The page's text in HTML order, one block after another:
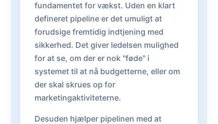
fundamentet for vækst. Uden en klart
defineret pipeline er det umuligt at
forudsige fremtidig indtjening med
sikkerhed. Det giver ledelsen mulighed
for at se, om der er nok "føde" i
systemet til at nå budgetterne, eller om
der skal skrues op for
marketingaktiviteterne.
Desuden hjælper pipelinen med at